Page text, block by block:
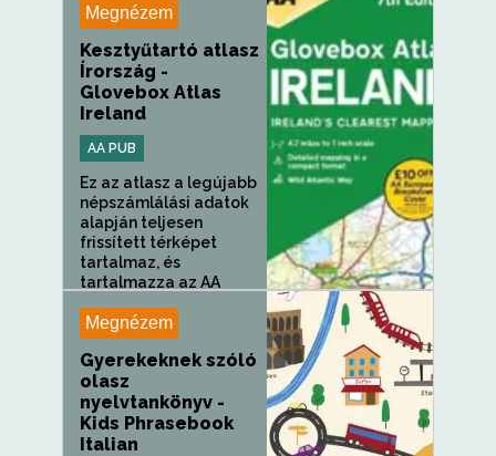
Megnézem
Kesztyűtartó atlasz
Írország -
Glovebox Atlas
Ireland
AA PUB
Ez az atlasz a legújabb
népszámlálási adatok
alapján teljesen
frissített térképet
tartalmaz, és
tartalmazza az AA
Megnézem
Gyerekeknek szóló
olasz
nyelvtankönyv -
Kids Phrasebook
Italian